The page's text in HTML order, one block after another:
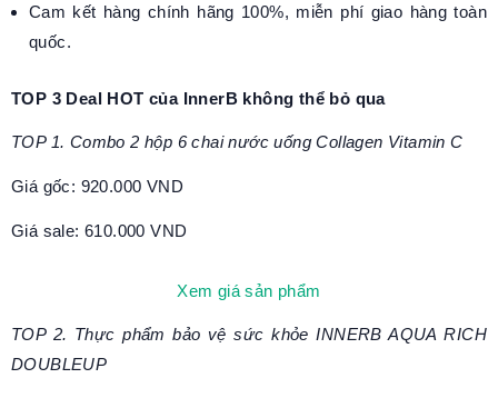
Cam kết hàng chính hãng 100%, miễn phí giao hàng toàn
quốc.
TOP 3 Deal HOT của InnerB không thể bỏ qua
TOP 1. Combo 2 hộp 6 chai nước uống Collagen Vitamin C
Giá gốc: 920.000 VND
Giá sale: 610.000 VND
Xem giá sản phẩm
TOP 2. Thực phẩm bảo vệ sức khỏe INNERB AQUA RICH
DOUBLEUP